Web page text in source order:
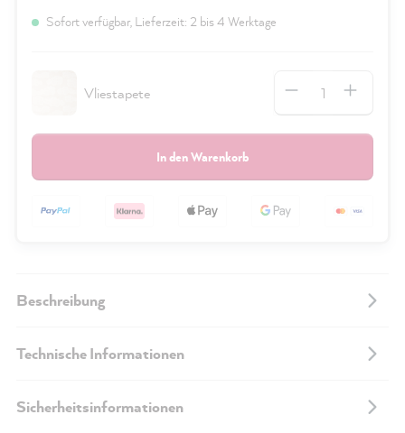
Sofort verfügbar, Lieferzeit: 2 bis 4 Werktage
Vliestapete
In den Warenkorb
Beschreibung
Technische Informationen
Sicherheitsinformationen